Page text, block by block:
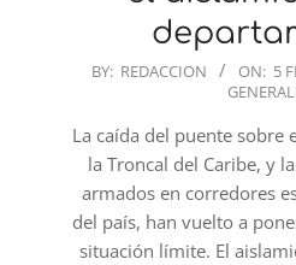
2026-
05
BY: REDACCION ON: 5
La caída del puente sobre
la Troncal del Caribe, y
armados en corredores
del país, han vuelto a
situación límite. El